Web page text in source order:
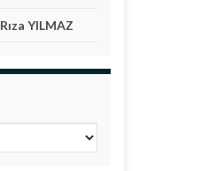
Rıza YILMAZ